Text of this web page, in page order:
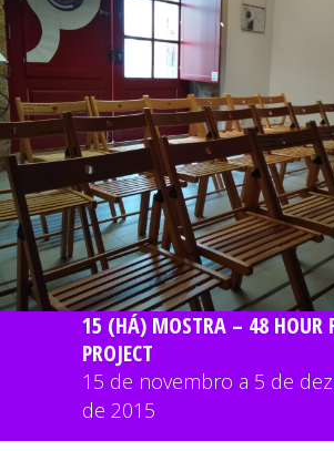
15 (HÁ) MOSTRA – 48 HOUR
PROJECT
15 de novembro a 5 de
de 2015